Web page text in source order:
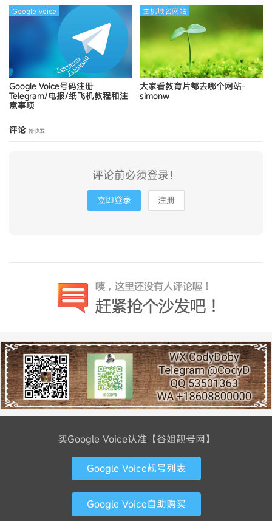
Google Voice号码注册
Telegram/电报/纸飞机教程和注
意事项
Google Voice
大家看教育片都去哪个网站-
simonw
主机域名网站
评论 抢沙发
评论前必须登录！
立即登录 注册
买Google Voice认准【谷姐靓号网】
Google Voice靓号列表
Google Voice自助购买